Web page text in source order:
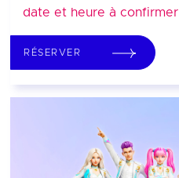
date et heure à confirmer
RÉSERVER